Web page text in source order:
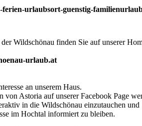
Wildschönau finden Sie auf unserer
urlaub.at
an unserem Haus.
Astoria auf unserer Facebook Page
in die Wildschönau einzutauchen und
im Hochtal informiert zu bleiben.